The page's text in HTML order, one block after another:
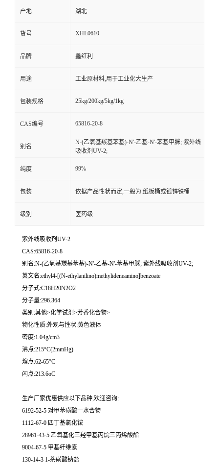
产地 湖北
货号 XHL0610
品牌 鑫红利
用途 工业原材料,用于工业化大生产
包装规格 25kg/200kg/5kg/1kg
CAS编号 65816-20-8
别名
N-(乙氧基羰基苯基)-N'-乙基-N'-苯基甲脒; 紫外线
吸收剂UV-2;
纯度 99%
包装 依据产品性状而定,一般为:纸板桶或镀锌铁桶
级别 医药级
紫外线吸收剂UV-2
CAS:65816-20-8
别名:N-(乙氧基羰基苯基)-N'-乙基-N'-苯基甲脒; 紫外线吸收剂UV-2;
英文名:ethyl4-[(N-ethylanilino)methylideneamino]benzoate
分子式:C18H20N2O2
分子量:296.364
类别:其他>化学试剂>芳香化合物>
物化性质:外观与性状:黄色液体
密度:1.04g/cm3
沸点:215°C(2mmHg)
熔点:62-65°C
闪点:213.6oC
生产厂家优惠供应以下品种,欢迎咨询:
6192-52-5 对甲苯磺酸一水合物
1112-67-0 四丁基氯化铵
28961-43-5 乙氧基化三羟甲基丙烷三丙烯酸酯
9004-67-5 甲基纤维素
130-14-3 1-萘磺酸钠盐